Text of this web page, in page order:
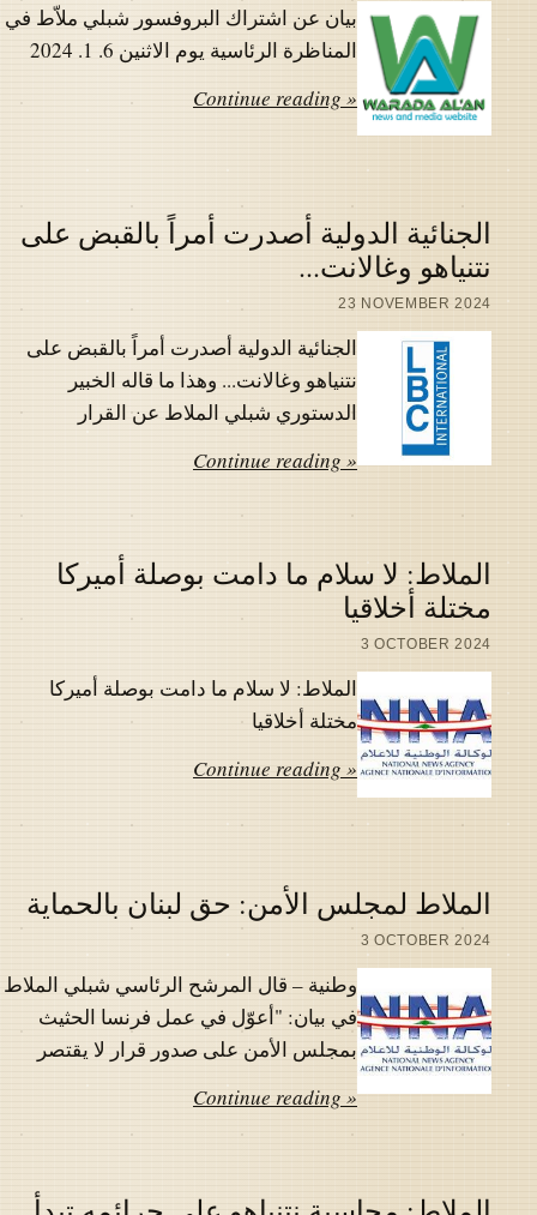
بيان عن اشتراك البروفسور شبلي ملاّط في
المناظرة الرئاسية يوم الاثنين 6. 1. 2024
Continue reading »
الجنائية الدولية أصدرت أمراً بالقبض على
نتنياهو وغالانت...
23 NOVEMBER 2024
الجنائية الدولية أصدرت أمراً بالقبض على
نتنياهو وغالانت... وهذا ما قاله الخبير
الدستوري شبلي الملاط عن القرار
Continue reading »
الملاط: لا سلام ما دامت بوصلة أميركا
مختلة أخلاقيا
3 OCTOBER 2024
الملاط: لا سلام ما دامت بوصلة أميركا
مختلة أخلاقيا
Continue reading »
الملاط لمجلس الأمن: حق لبنان بالحماية
3 OCTOBER 2024
وطنية – قال المرشح الرئاسي شبلي الملاط
في بيان: "أعوّل في عمل فرنسا الحثيث
بمجلس الأمن على صدور قرار لا يقتصر
Continue reading »